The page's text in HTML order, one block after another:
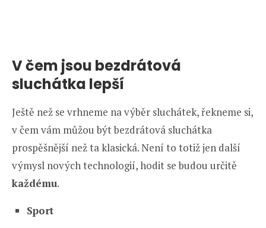
V čem jsou bezdrátová
sluchátka lepší
Ještě než se vrhneme na výběr sluchátek, řekneme si,
v čem vám můžou být bezdrátová sluchátka
prospěšnější než ta klasická. Není to totiž jen další
výmysl nových technologií, hodit se budou určitě
každému.
Sport